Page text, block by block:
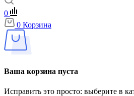
0
0 Корзина
Ваша корзина пуста
Исправить это просто: выберите в